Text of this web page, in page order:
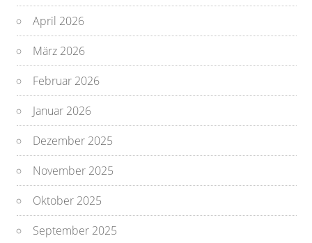
April 2026
März 2026
Februar 2026
Januar 2026
Dezember 2025
November 2025
Oktober 2025
September 2025